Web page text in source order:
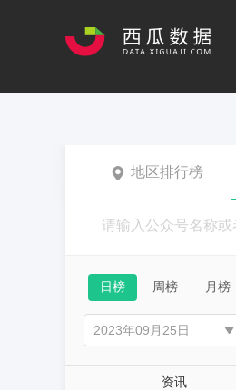
地区排行榜
日榜 周榜 月榜
资讯